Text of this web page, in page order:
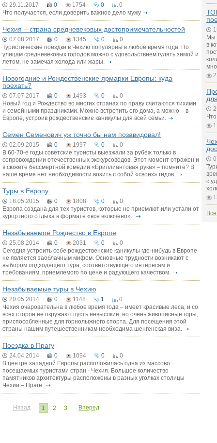
29.11.2017 0 1754 0
0
Что получается, если доверить важное дело мужу
Чехия – страна средневековых достопримечательностей
07.08.2017 0 1345 0
0
Туристические поездки в Чехию популярны в любое время года. По
улицам средневековых городов можно с удовольствием гулять зимой и
летом, не замечая холода или жары.
Новогодние и Рождественские ярмарки Европы: куда
поехать?
07.07.2017 0 1493 0
0
Новый год и Рождество во многих странах по праву считаются тихими
и семейными праздниками. Можно встретить его дома, а можно – в
Европе, устроив рождественские каникулы для всей семьи.
Семен Семенович уж точно бы нам позавидовал!
02.09.2015 0 1997 0
0
В 60-70-е годы советские туристы выезжали за рубеж только в
сопровождении отечественных экскурсоводов. Этот момент отражен и
в сюжете бессмертной комедии «Бриллиантовая рука» – помните? В
наше время нет необходимости возить с собой «своих» гидов.
Туры в Европу
18.05.2015 0 1808 0
0
Европа создана для тех туристов, которые не приемлют или устали от
курортного отдыха в формате «все включено».
Незабываемое Рождество в Европе
25.08.2014 0 2031 0
0
Сегодня устроить себе рождественские каникулы где-нибудь в Европе
не является заоблачным мифом. Основные трудности возникают с
выбором подходящего тура, соответствующего интересам и
требованиям, приемлемого по цене и радующего качеством.
Незабываемые туры в Чехию
20.05.2014 0 1148 1
0
Чехия очаровательна в любое время года – имеет красивые леса, и со
всех сторон ее окружают пусть невысокие, но очень живописные горы,
приспособленные для горнолыжного спорта. Для посещения этой
страны нашим путешественникам необходима шенгенская виза.
Поездка в Прагу
24.04.2014 0 1094 0
0
В центре западной Европы расположилась одна из массово
посещаемых туристами стран - Чехия. Большое количество
памятников архитектуры расположены в разных уголках столицы
Чехии – Праге.
Назад 1 2 3 Вперед
Мы
в
с